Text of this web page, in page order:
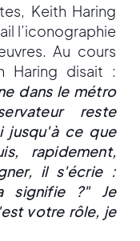
Keith Haring
l’iconographie
Au cours
Haring disait :
dans le métro
reste
jusqu'à ce que
rapidement,
il s'écrie :
signifie ?" Je
votre rôle, je